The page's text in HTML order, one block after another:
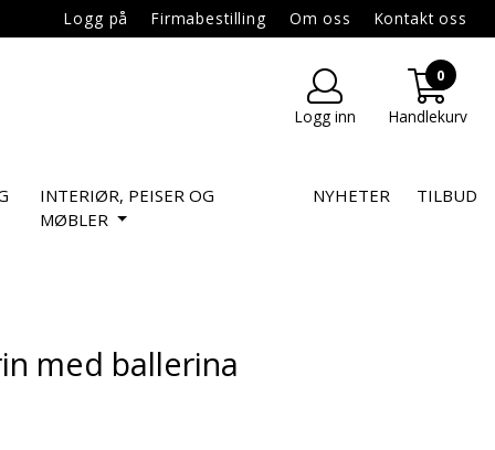
Logg på Firmabestilling Om oss Kontakt oss
Logg inn
0
Handlekurv
INTERIØR, PEISER OG
MØBLER
NYHETER TILBUD
med ballerina